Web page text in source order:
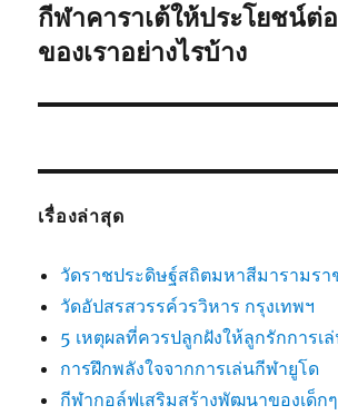
เรื่อง
ต่อ
กีฬาคาราเต้ให้ประโยชน์ต่
ของเราอย่างไรบ้าง
เรื่องล่าสุด
วัดราชประดิษฐ์สถิตมหาสีมารามรา
วัดอัปสรสวรรค์วรวิหาร กรุงเทพฯ
5 เหตุผลที่ควรปลูกฝังให้ลูกรักการเ
การฝึกพลังใจจากการเล่นกีฬายูโด
กีฬากอล์ฟเสริมสร้างพัฒนาของเด็กๆ